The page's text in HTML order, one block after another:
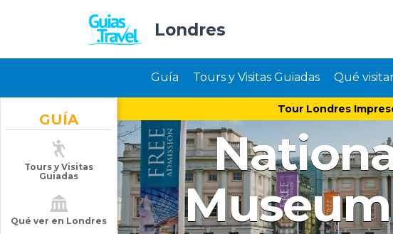
Tour Londres
Londres
Guía Tours y Visitas Guiadas Qué
GUÍA
Tours y Visitas
Guiadas
Qué ver en Londres